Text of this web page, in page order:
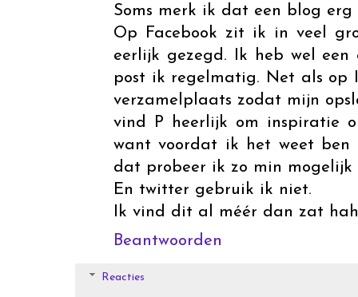
Soms merk ik dat een blog
Op Facebook zit ik in veel
eerlijk gezegd. Ik heb wel
post ik regelmatig. Net als op
verzamelplaats zodat mijn
vind P heerlijk om inspiratie
want voordat ik het weet ben
dat probeer ik zo min mogelijk
En twitter gebruik ik niet.
Ik vind dit al méér dan zat
Beantwoorden
Reacties